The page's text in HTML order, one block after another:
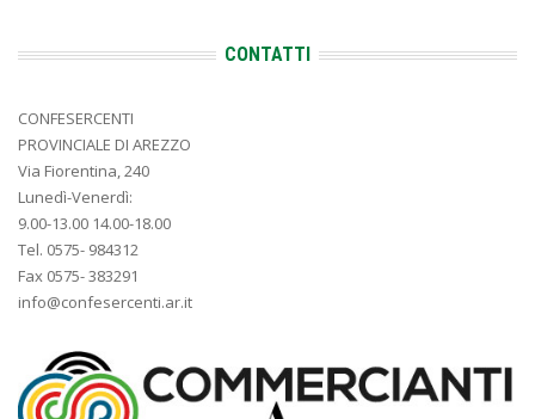
CONTATTI
CONFESERCENTI
PROVINCIALE DI AREZZO
Via Fiorentina, 240
Lunedì-Venerdì:
9.00-13.00 14.00-18.00
Tel. 0575- 984312
Fax 0575- 383291
info@confesercenti.ar.it